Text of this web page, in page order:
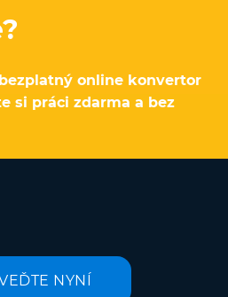
online konvertor
si práci zdarma a bez
NYNÍ